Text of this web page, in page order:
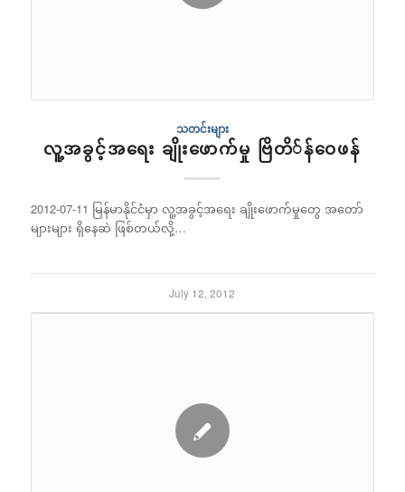
သတင်းများ
လူ့အခွင့်အရေး ချိုးဖောက်မှု ဗြိတိ်န်ဝေဖန်
2012-07-11 မြန်မာနိုင်ငံမှာ လူ့အခွင့်အရေး ချိုးဖောက်မှုတွေ အတော်
များများ ရှိနေဆဲ ဖြစ်တယ်လို့…
July 12, 2012